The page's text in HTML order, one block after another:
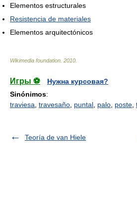
Elementos estructurales
Resistencia de materiales
Elementos arquitectónicos
Wikimedia foundation 2010
Игры ⚽
Нужна курсовая?
Sinónimos:
traviesa travesaño puntal palo poste
Teoría de van Hiele